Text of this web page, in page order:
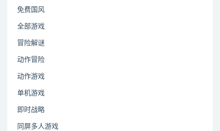
免费国风
全部游戏
冒险解谜
动作冒险
动作游戏
单机游戏
即时战略
同屏多人游戏